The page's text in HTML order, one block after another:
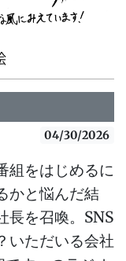
04/30/2026
組をはじめるに
かと悩んだ結
長を召喚。SNS
いただいる会社